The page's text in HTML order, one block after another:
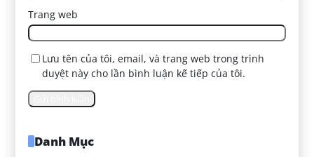
Trang web
Lưu tên của tôi, email, và trang web trong trình
duyệt này cho lần bình luận kế tiếp của tôi.
Danh Mục